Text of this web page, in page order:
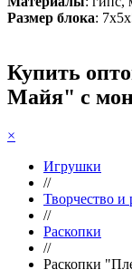
Размер блока:
Купить
Майя" с
×
Игрушки
//
Творчество и
//
Раскопки
//
Раскопки